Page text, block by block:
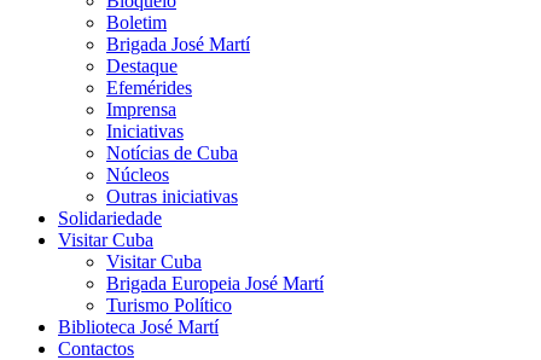
Boletim
Brigada José Martí
Destaque
Efemérides
Imprensa
Iniciativas
Notícias de Cuba
Núcleos
Outras iniciativas
Solidariedade
Visitar Cuba
Visitar Cuba
Brigada Europeia José Martí
Turismo Político
Biblioteca José Martí
Contactos